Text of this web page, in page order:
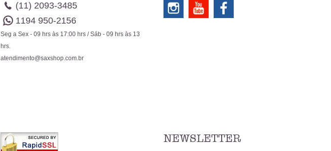
(11) 2093-3485
1194 950-2156
Seg a Sex - 09 hrs às 17:00 hrs / Sáb - 09 hrs às 13
hrs.
atendimento@saxshop.com.br
NEWSLETTER